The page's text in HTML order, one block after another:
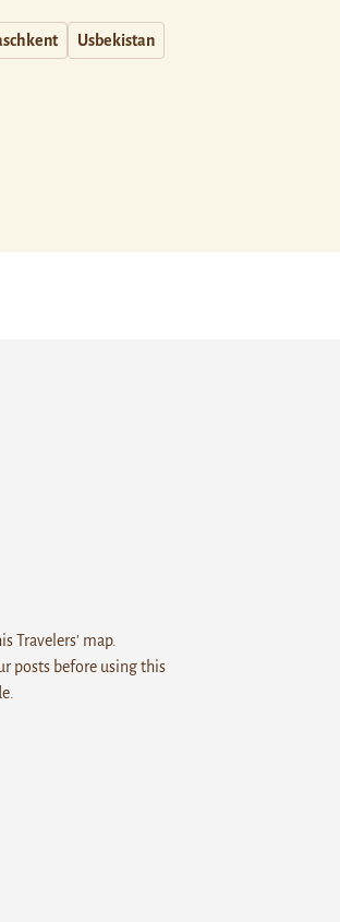
Usbekistan
Travelers' map.
posts before using this